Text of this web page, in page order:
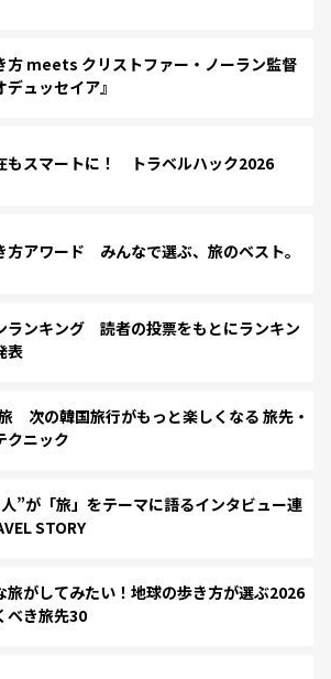
方 meets クリストファー・ノーラン監督
ュッセイア』
もスマートに！ トラベルハック2026
方アワード みんなで選ぶ、旅のベスト。
ランキング 読者の投票をもとにランキン
表
次の韓国旅行がもっと楽しくなる 旅先・
クニック
”が「旅」をテーマに語るインタビュー連
STORY
旅がしてみたい！地球の歩き方が選ぶ2026
べき旅先30